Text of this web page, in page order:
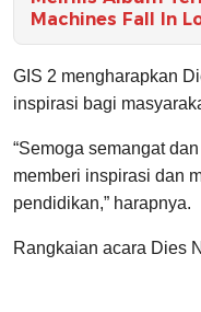
Machines Fall In
GIS 2 mengharapkan
inspirasi bagi
“Semoga semangat
memberi inspirasi dan
pendidikan,” harapnya.
Rangkaian acara Dies